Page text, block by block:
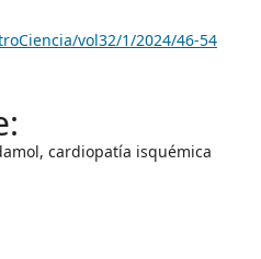
vol32/1/2024/46-54
cardiopatía isquémica